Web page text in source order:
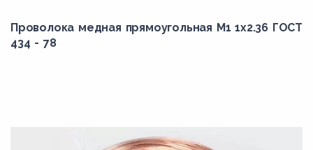
Проволока медная прямоугольная М1 1x2.36 ГОСТ
434 - 78